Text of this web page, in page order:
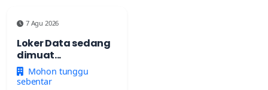
7 Agu 2026
Loker Data sedang
dimuat...
Mohon tunggu
sebentar